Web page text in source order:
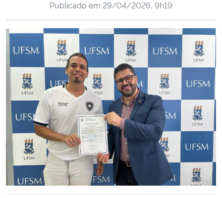
Ministério da Cidadania
Ministério da Saúde
Ministério de Minas e Energia
Ministério da Ciência, Tecnologia, Inovações e Comunicações
Ministério do Meio Ambiente
Ministério do Turismo
Ministério do Desenvolvimento Regional
Controladoria-Geral da União
Publicado em 29/04/2026, 9h19